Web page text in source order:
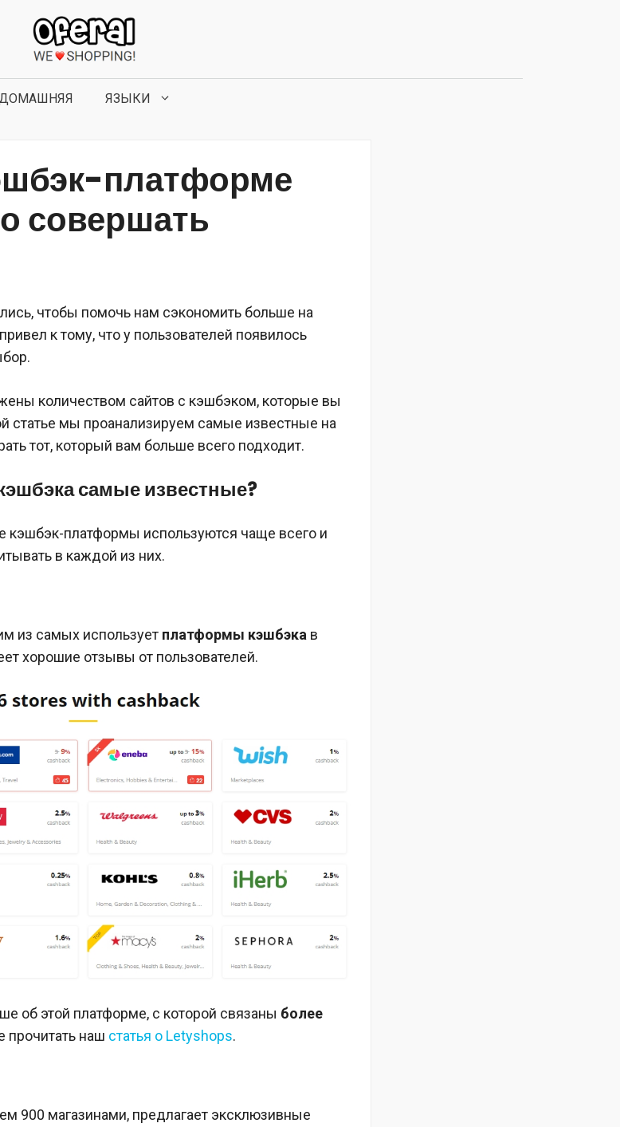
ЯЗЫКИ
платформе
совершать
чтобы помочь нам сэкономить больше на
к тому, что у пользователей появилось
количеством сайтов с кэшбэком, которые вы
статье мы проанализируем самые известные на
тот, который вам больше всего подходит.
самые известные?
кэшбэк-платформы используются чаще всего и
в каждой из них.
из самых использует платформы кэшбэка в
хорошие отзывы от пользователей.
об этой платформе, с которой связаны более
прочитать наш статья о Letyshops.
900 магазинами, предлагает эксклюзивные